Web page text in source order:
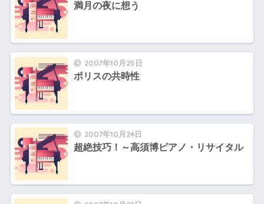
満月の夜に想う
2007年10月25日
ポリスの共時性
2007年10月24日
超絶技巧！～高須博ピアノ・リサイタル